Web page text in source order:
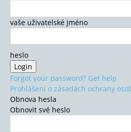
vaše uživatelské jméno
heslo
Forgot your password? Get help
Prohlášení o zásadách ochrany
Obnova hesla
Obnovit své heslo